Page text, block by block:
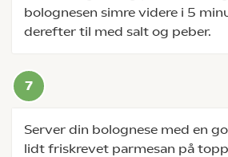
bolognesen simre videre i 5
derefter til med salt og peber.
Server din bolognese med en
lidt friskrevet parmesan på